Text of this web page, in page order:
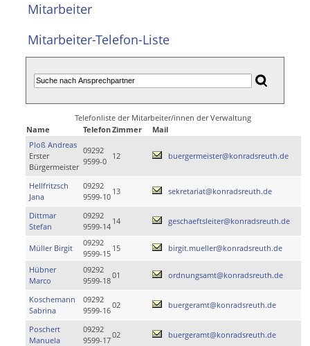
Mitarbeiter
Mitarbeiter-Telefon-Liste
Telefonliste der Mitarbeiter/innen der Verwaltung
Name
TelefonZimmer
Mail
Ploß Andreas
Erster
Bürgermeister
09292
9599-0
12 buergermeister@konradsreuth.de
Hellfritzsch
Jana
09292
9599-10
13 sekretariat@konradsreuth.de
Dittmar
Stefan
09292
9599-14
14 geschaeftsleiter@konradsreuth.de
Müller Birgit
09292
9599-15
15 birgit.mueller@konradsreuth.de
Hübner
Marco
09292
9599-18
01 ordnungsamt@konradsreuth.de
Koschemann
Sabrina
09292
9599-16
02 buergeramt@konradsreuth.de
Poschert
Manuela
09292
9599-17
02 buergeramt@konradsreuth.de